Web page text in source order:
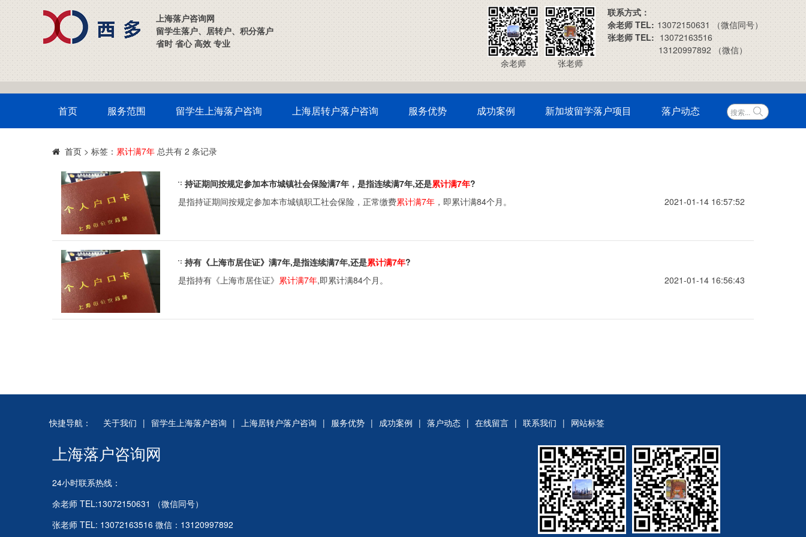
上海落户咨询网
留学生落户、居转户、积分落户
省时 省心 高效 专业
联系方式：
余老师 TEL: 13072150631 （微信同号）
张老师 TEL: 13072163516
13120997892 （微信）
余老师
张老师
首页 服务范围 留学生上海落户咨询 上海居转户落户咨询 服务优势 成功案例 新加坡留学落户项目 落户动态
首页 > 标签： 累计满7年 总共有 2 条记录
持证期间按规定参加本市城镇社会保险满7年，是指连续满7年,还是累计满7年?
是指持证期间按规定参加本市城镇职工社会保险，正常缴费累计满7年 ，即累计满84个月。 2021-01-14 16:57:52
持有《上海市居住证》满7年,是指连续满7年,还是累计满7年?
是指持有《上海市居住证》 累计满7年,即累计满84个月。 2021-01-14 16:56:43
快捷导航： 关于我们 | 留学生上海落户咨询 | 上海居转户落户咨询 | 服务优势 | 成功案例 | 落户动态 | 在线留言 | 联系我们 | 网站标签
上海落户咨询网
24小时联系热线：
余老师 TEL:13072150631 （微信同号）
张老师 TEL: 13072163516 微信：13120997892